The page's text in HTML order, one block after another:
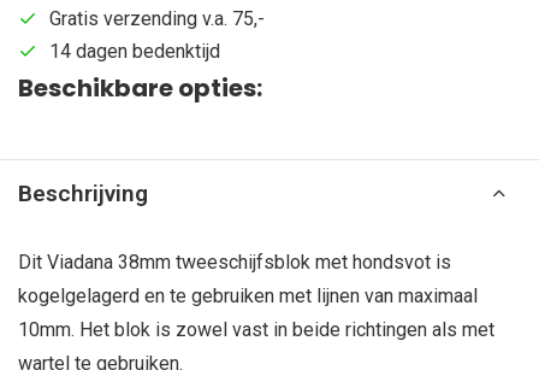
Gratis verzending v.a. 75,-
14 dagen bedenktijd
Beschikbare opties:
Beschrijving
Dit Viadana 38mm tweeschijfsblok met hondsvot is
kogelgelagerd en te gebruiken met lijnen van maximaal
10mm. Het blok is zowel vast in beide richtingen als met
wartel te gebruiken.